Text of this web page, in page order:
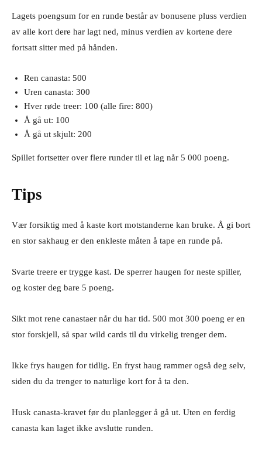
Lagets poengsum for en runde består av bonusene pluss verdien
av alle kort dere har lagt ned, minus verdien av kortene dere
fortsatt sitter med på hånden.
Ren canasta: 500
Uren canasta: 300
Hver røde treer: 100 (alle fire: 800)
Å gå ut: 100
Å gå ut skjult: 200
Spillet fortsetter over flere runder til et lag når 5 000 poeng.
Tips
Vær forsiktig med å kaste kort motstanderne kan bruke. Å gi bort
en stor sakhaug er den enkleste måten å tape en runde på.
Svarte treere er trygge kast. De sperrer haugen for neste spiller,
og koster deg bare 5 poeng.
Sikt mot rene canastaer når du har tid. 500 mot 300 poeng er en
stor forskjell, så spar wild cards til du virkelig trenger dem.
Ikke frys haugen for tidlig. En fryst haug rammer også deg selv,
siden du da trenger to naturlige kort for å ta den.
Husk canasta-kravet før du planlegger å gå ut. Uten en ferdig
canasta kan laget ikke avslutte runden.